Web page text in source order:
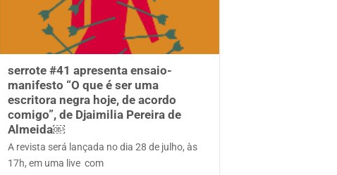
serrote #41 apresenta ensaio-
manifesto “O que é ser uma
escritora negra hoje, de acordo
comigo”, de Djaimilia Pereira de
Almeida￼
A revista será lançada no dia 28 de julho, às
17h, em uma live com